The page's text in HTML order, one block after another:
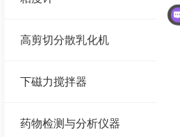
高剪切分散乳化机
下磁力搅拌器
药物检测与分析仪器